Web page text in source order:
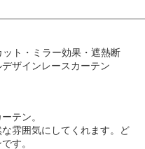
ト・ミラー効果・遮熱断
ザインレースカーテン
テン。
雰囲気にしてくれます。ど
す。